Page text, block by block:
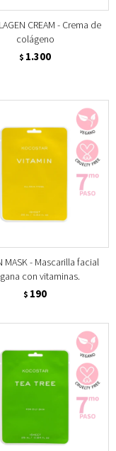
CREAM - Crema de
colágeno
$ 1.300
MASK - Mascarilla facial
con vitaminas.
$ 190